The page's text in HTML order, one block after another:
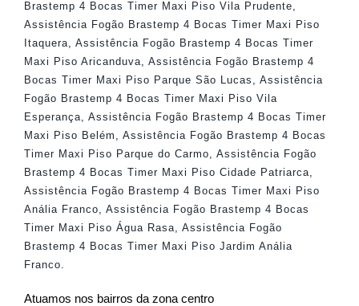
Brastemp 4 Bocas Timer Maxi Piso Vila Prudente,
Assistência Fogão Brastemp 4 Bocas Timer Maxi Piso
Itaquera, Assistência Fogão Brastemp 4 Bocas Timer
Maxi Piso Aricanduva, Assistência Fogão Brastemp 4
Bocas Timer Maxi Piso Parque São Lucas , Assistência
Fogão Brastemp 4 Bocas Timer Maxi Piso Vila
Esperança, Assistência Fogão Brastemp 4 Bocas Timer
Maxi Piso Belém , Assistência Fogão Brastemp 4 Bocas
Timer Maxi Piso Parque do Carmo, Assistência Fogão
Brastemp 4 Bocas Timer Maxi Piso Cidade Patriarca,
Assistência Fogão Brastemp 4 Bocas Timer Maxi Piso
Anália Franco, Assistência Fogão Brastemp 4 Bocas
Timer Maxi Piso Água Rasa, Assistência Fogão
Brastemp 4 Bocas Timer Maxi Piso Jardim Anália
Franco.
Atuamos nos bairros da zona centro